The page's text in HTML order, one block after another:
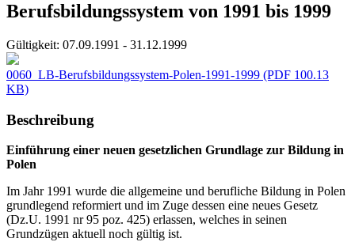
Berufsbildungssystem von 1991 bis 1999
Gültigkeit: 07.09.1991 - 31.12.1999
0060_LB-Berufsbildungssystem-Polen-1991-1999 (PDF 100.13
KB)
Beschreibung
Einführung einer neuen gesetzlichen Grundlage zur Bildung in
Polen
Im Jahr 1991 wurde die allgemeine und berufliche Bildung in Polen
grundlegend reformiert und im Zuge dessen eine neues Gesetz
(Dz.U. 1991 nr 95 poz. 425) erlassen, welches in seinen
Grundzügen aktuell noch gültig ist.